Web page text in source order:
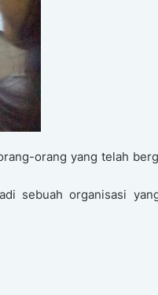
orang yang telah
sebuah organisasi